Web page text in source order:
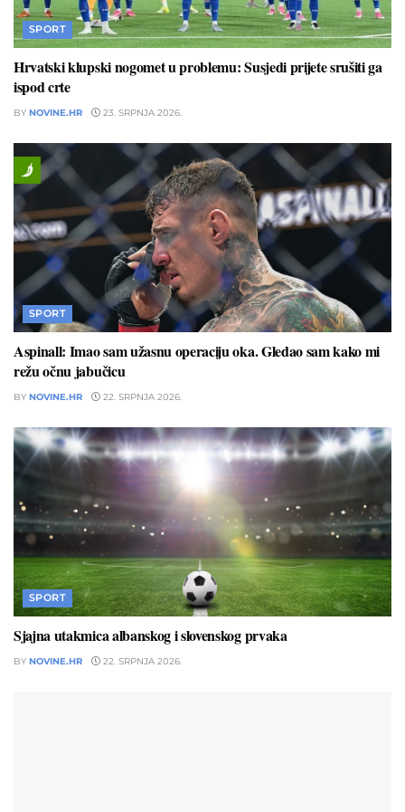
SPORT
Hrvatski klupski nogomet u problemu: Susjedi prijete srušiti ga
ispod crte
BY NOVINE.HR 23. SRPNJA 2026.
SPORT
Aspinall: Imao sam užasnu operaciju oka. Gledao sam kako mi
režu očnu jabučicu
BY NOVINE.HR 22. SRPNJA 2026.
SPORT
Sjajna utakmica albanskog i slovenskog prvaka
BY NOVINE.HR 22. SRPNJA 2026.